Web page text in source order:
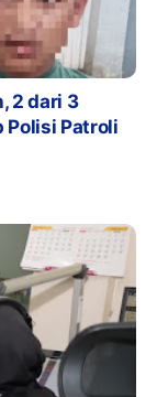
2 dari 3
Polisi Patroli